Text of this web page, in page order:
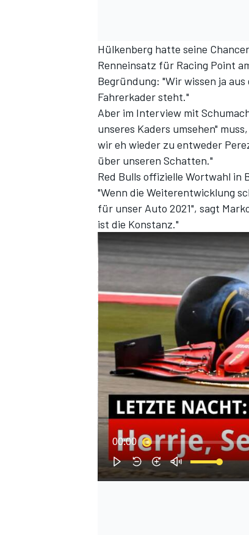
Hülkenberg hatte seine
Renneinsatz für Racing Point
Begründung: "Wir wissen ja
Fahrerkader steht."
Aber im Interview mit
unseres Kaders umsehen"
wir eh wieder zu entweder
über unseren Schatten."
Red Bulls offizielle Wortwahl in
"Wenn die Weiterentwicklung
für unser Auto 2021", sagt
ist die Konstanz."
00:00